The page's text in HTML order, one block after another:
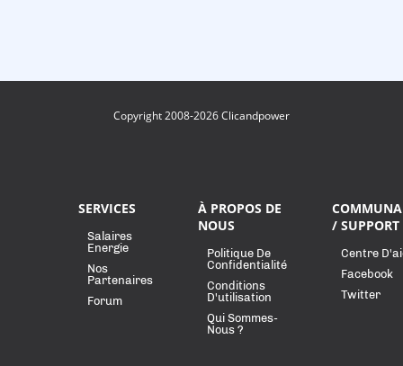
Copyright 2008-2026 Clicandpower
SERVICES
Salaires
Energie
Nos
Partenaires
Forum
À PROPOS DE
NOUS
Politique De
Confidentialité
Conditions
D'utilisation
Qui Sommes-
Nous ?
/ SUPPORT
Centre
Facebook
Twitter